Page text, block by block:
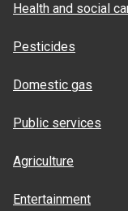
Health and social
Pesticides
Domestic gas
Public services
Agriculture
Entertainment